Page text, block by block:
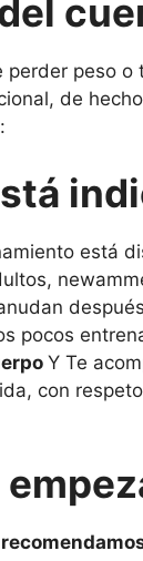
peso o
de
está
pocos
Y Te
con